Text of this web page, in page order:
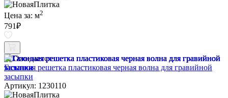
Цена за: м2
791₽
Ожидается
Газонная решетка пластиковая черная волна для гравийной
засыпки
Артикул: 1230110